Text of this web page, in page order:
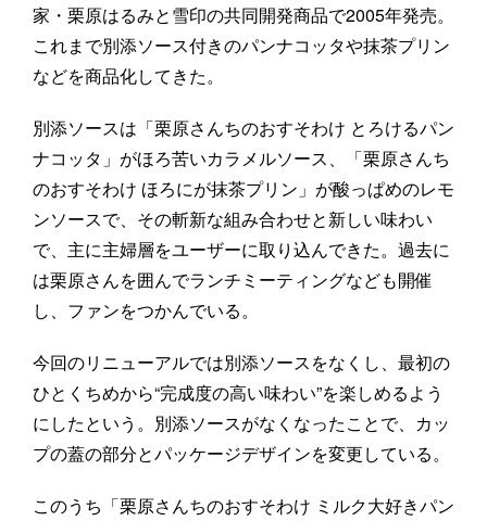
家・栗原はるみと雪印の共同開発商品で2005年発売。
これまで別添ソース付きのパンナコッタや抹茶プリン
などを商品化してきた。
別添ソースは「栗原さんちのおすそわけ とろけるパン
ナコッタ」がほろ苦いカラメルソース、「栗原さんち
のおすそわけ ほろにが抹茶プリン」が酸っぱめのレモ
ンソースで、その斬新な組み合わせと新しい味わい
で、主に主婦層をユーザーに取り込んできた。過去に
は栗原さんを囲んでランチミーティングなども開催
し、ファンをつかんでいる。
今回のリニューアルでは別添ソースをなくし、最初の
ひとくちめから“完成度の高い味わい”を楽しめるよう
にしたという。別添ソースがなくなったことで、カッ
プの蓋の部分とパッケージデザインを変更している。
このうち「栗原さんちのおすそわけ ミルク大好きパン